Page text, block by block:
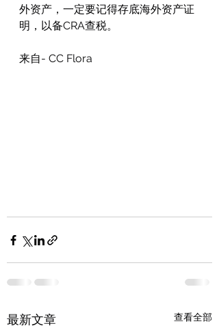
外资产，一定要记得存底海外资产证
明，以备CRA查税。
来自- CC Flora
最新文章 查看全部